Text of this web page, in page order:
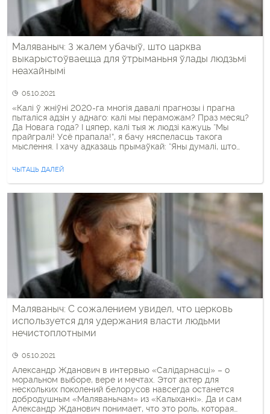
Маляваныч: З жалем убачыў, што царква
выкарыстоўваецца для ўтрыманьня ўлады людзьмі
неахайнымі
05.10.2021
«Калі ў жніўні 2020-га многія давалі прагнозы і прагна
пыталіся адзін у аднаго: калі мы пераможам? Праз месяц?
Да Новага года? І цяпер, калі тыя ж людзі кажуць “Мы
прайгралі! Усё прапала!”, я бачу няспеласць такога
мыслення. І хачу адказаць прымаўкай: “Яны думалі, што
Аляксандр Ждановіч […]
ЧЫТАЦЬ ДАЛЕЙ
Маляваныч: С сожалением увидел, что церковь
используется для удержания власти людьми
нечистоплотными
05.10.2021
Александр Жданович в интервью «Салiдарнасцi» – о
моральном выборе, вере и мечтах. Этот актер для
нескольких поколений белорусов навсегда останется
добродушным «Маляванычам» из «Калыханкі». Да и сам
Александр Жданович понимает, что это роль, которая